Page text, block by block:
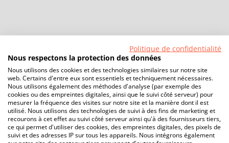
Politique de confidentialité
Nous respectons la protection des données
Nous utilisons des cookies et des technologies similaires sur notre site
web. Certains d'entre eux sont essentiels et techniquement nécessaires.
Nous utilisons également des méthodes d'analyse (par exemple des
cookies ou des empreintes digitales, ainsi que le suivi côté serveur) pour
mesurer la fréquence des visites sur notre site et la manière dont il est
utilisé. Nous utilisons des technologies de suivi à des fins de marketing et
recourons à cet effet au suivi côté serveur ainsi qu'à des fournisseurs tiers,
ce qui permet d'utiliser des cookies, des empreintes digitales, des pixels de
suivi et des adresses IP sur tous les appareils. Nous intégrons également